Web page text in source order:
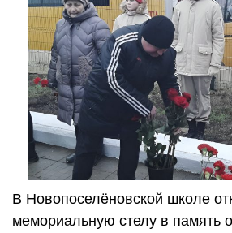
В Новопоселёновской школе
мемориальную стелу в память